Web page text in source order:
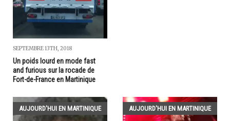
SEPTEMBRE 13TH, 2018
Un poids lourd en mode fast
and furious sur la rocade de
Fort-de-France en Martinique
AUJOURD'HUI EN MARTINIQUE AUJOURD'HUI EN MARTINIQUE